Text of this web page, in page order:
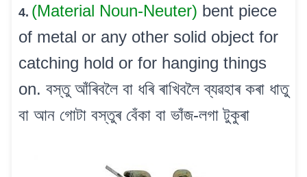
4. (Material Noun-Neuter) bent piece
of metal or any other solid object for
catching hold or for hanging things
on. বস্তু আঁৰিবলৈ বা ধৰি ৰাখিবলৈ ব্যৱহাৰ কৰা ধাতু
বা আন গোটা বস্তুৰ বেঁকা বা ভাঁজ-লগা টুকুৰা